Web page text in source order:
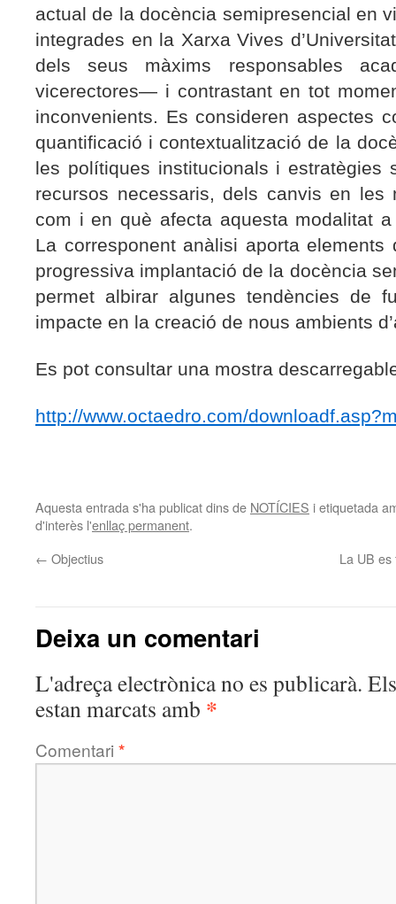
actual de la docència semipresencial en
integrades en la Xarxa Vives
dels seus màxims responsables
vicerectores— i contrastant en tot
inconvenients. Es consideren aspectes
quantificació i contextualització de la
les polítiques institucionals i estratègies
recursos necessaris, dels canvis en les
com i en què afecta aquesta modalitat
La corresponent anàlisi aporta
progressiva implantació de la docència
permet albirar algunes tendències de
impacte en la creació de nous ambients
Es pot consultar una mostra
http://www.octaedro.com/
Aquesta entrada s'ha publicat dins de NOTÍCIES i etiquetada
d'interès l'enllaç permanent.
← Objectius La UB
Deixa un comentari
L'adreça electrònica no es publicarà.
estan marcats amb *
Comentari *